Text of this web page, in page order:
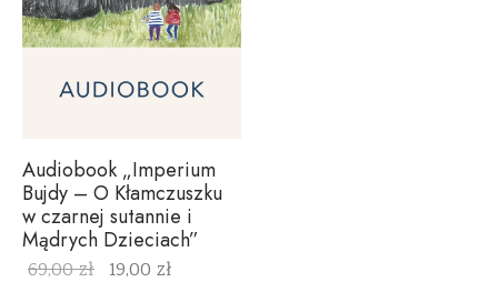
Audiobook „Imperium
Bujdy – O Kłamczuszku
w czarnej sutannie i
Mądrych Dzieciach”
69,00zł 19,00 zł